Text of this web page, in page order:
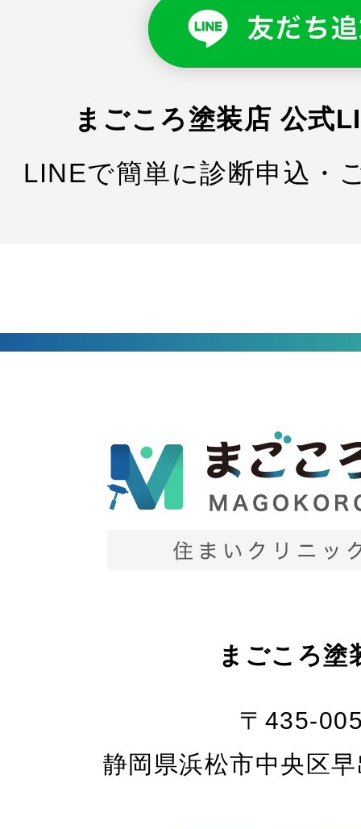
まごころ塗装店 公式
LINEで簡単に診断申込・
まごころ塗
〒435-
静岡県浜松市中央区